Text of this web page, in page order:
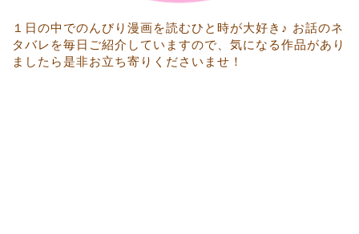
１日の中でのんびり漫画を読むひと時が大好き♪ お話のネ
タバレを毎日ご紹介していますので、気になる作品があり
ましたら是非お立ち寄りくださいませ！